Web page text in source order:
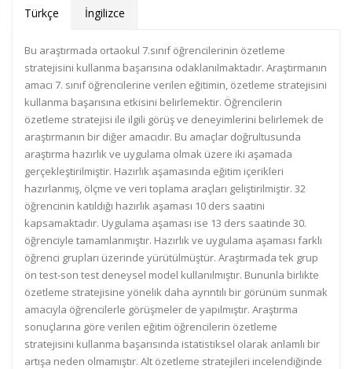
Türkçe İngilizce
Bu araştırmada ortaokul 7.sınıf öğrencilerinin özetleme
stratejisini kullanma başarısına odaklanılmaktadır. Araştırmanın
amacı 7. sınıf öğrencilerine verilen eğitimin, özetleme stratejisini
kullanma başarısına etkisini belirlemektir. Öğrencilerin
özetleme stratejisi ile ilgili görüş ve deneyimlerini belirlemek de
araştırmanın bir diğer amacıdır. Bu amaçlar doğrultusunda
araştırma hazırlık ve uygulama olmak üzere iki aşamada
gerçekleştirilmiştir. Hazırlık aşamasında eğitim içerikleri
hazırlanmış, ölçme ve veri toplama araçları geliştirilmiştir. 32
öğrencinin katıldığı hazırlık aşaması 10 ders saatini
kapsamaktadır. Uygulama aşaması ise 13 ders saatinde 30.
öğrenciyle tamamlanmıştır. Hazırlık ve uygulama aşaması farklı
öğrenci grupları üzerinde yürütülmüştür. Araştırmada tek grup
ön test-son test deneysel model kullanılmıştır. Bununla birlikte
özetleme stratejisine yönelik daha ayrıntılı bir görünüm sunmak
amacıyla öğrencilerle görüşmeler de yapılmıştır. Araştırma
sonuçlarına göre verilen eğitim öğrencilerin özetleme
stratejisini kullanma başarısında istatistiksel olarak anlamlı bir
artışa neden olmamıştır. Alt özetleme stratejileri incelendiğinde